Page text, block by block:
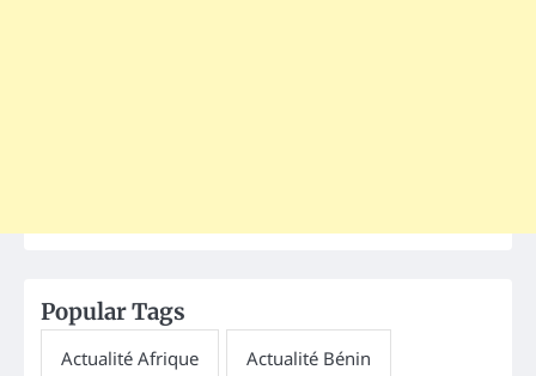
Popular Tags